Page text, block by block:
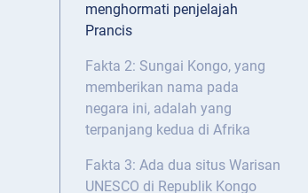
menghormati penjelajah
Prancis
Fakta 2: Sungai Kongo, yang
memberikan nama pada
negara ini, adalah yang
terpanjang kedua di Afrika
Fakta 3: Ada dua situs Warisan
UNESCO di Republik Kongo